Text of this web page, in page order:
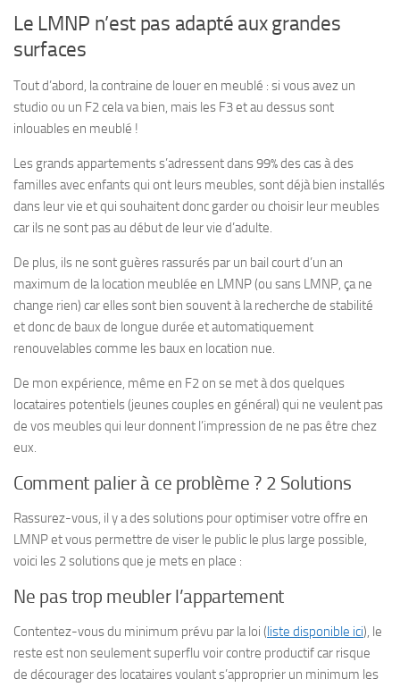
Le LMNP n’est pas adapté aux grandes
surfaces
Tout d’abord, la contraine de louer en meublé : si vous avez un
studio ou un F2 cela va bien, mais les F3 et au dessus sont
inlouables en meublé !
Les grands appartements s’adressent dans 99% des cas à des
familles avec enfants qui ont leurs meubles, sont déjà bien installés
dans leur vie et qui souhaitent donc garder ou choisir leur meubles
car ils ne sont pas au début de leur vie d’adulte.
De plus, ils ne sont guères rassurés par un bail court d’un an
maximum de la location meublée en LMNP (ou sans LMNP, ça ne
change rien) car elles sont bien souvent à la recherche de stabilité
et donc de baux de longue durée et automatiquement
renouvelables comme les baux en location nue.
De mon expérience, même en F2 on se met à dos quelques
locataires potentiels (jeunes couples en général) qui ne veulent pas
de vos meubles qui leur donnent l’impression de ne pas être chez
eux.
Comment palier à ce problème ? 2 Solutions
Rassurez-vous, il y a des solutions pour optimiser votre offre en
LMNP et vous permettre de viser le public le plus large possible,
voici les 2 solutions que je mets en place :
Ne pas trop meubler l’appartement
Contentez-vous du minimum prévu par la loi (liste disponible ici), le
reste est non seulement superflu voir contre productif car risque
de décourager des locataires voulant s’approprier un minimum les